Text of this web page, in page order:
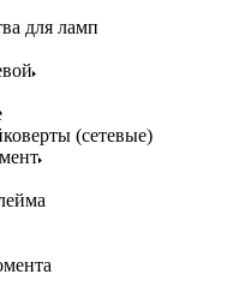
для ламп
(сетевые)